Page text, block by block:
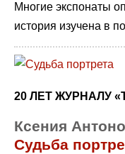
Многие экспонаты
история изучена в
20 ЛЕТ ЖУРНАЛУ
Ксения
Судьба